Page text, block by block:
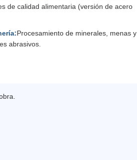
de calidad alimentaria (versión de acero
Procesamiento de minerales, menas y
abrasivos.